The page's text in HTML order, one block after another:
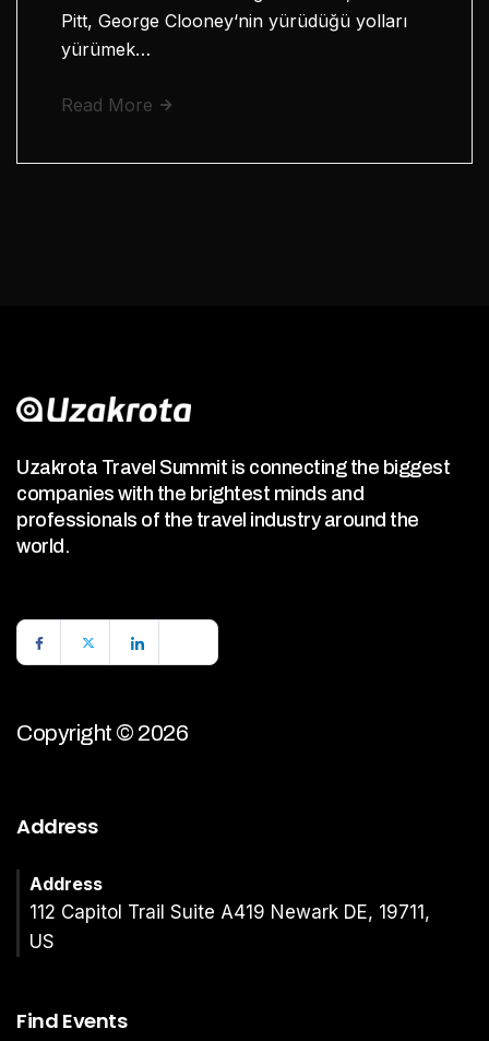
Pitt, George Clooney‘nin yürüdüğü yolları
yürümek…
Read More
Uzakrota Travel Summit is connecting the biggest
companies with the brightest minds and
professionals of the travel industry around the
world.
Copyright © 2026
Address
Address
112 Capitol Trail Suite A419 Newark DE, 19711,
US
Find Events